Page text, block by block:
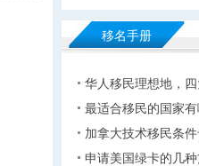
移名手册
华人移民理想地，
最适合移民的国家
加拿大技术移民条
申请美国绿卡的几